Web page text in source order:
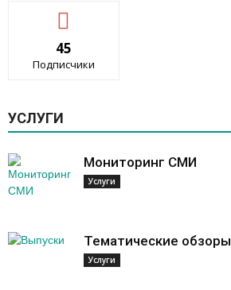
45
Подписчики
УСЛУГИ
Мониторинг СМИ
Услуги
Тематические обзоры
Услуги